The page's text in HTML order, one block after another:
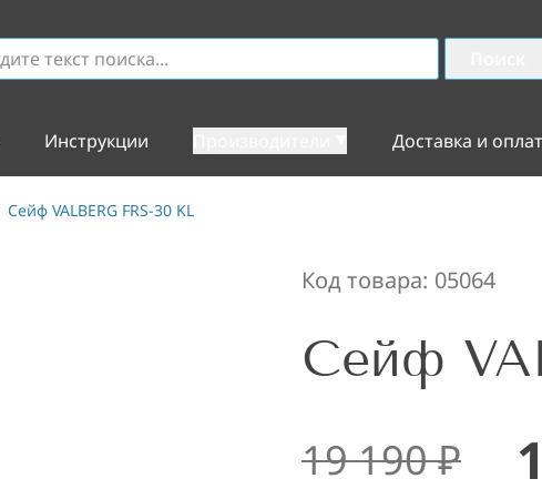
Инструкции Доставка и
Сейф VALBERG FRS-30 KL
Код товара: 05064
Сейф
19 190₽